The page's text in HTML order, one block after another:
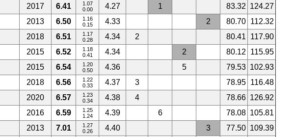
2017 6.41
1.07
0.00
4.27 1 83.32 124.27
2013 6.50
1.16
0.15
4.33 2 80.70 112.32
2018 6.51
1.17
0.28
4.34 2 80.41
117.90
2015 6.52
1.18
0.41
4.34 2 80.12
115.95
2015 6.54
1.20
0.50
4.36 5 79.53 102.93
2018 6.56
1.22
0.33
4.37 3 78.95 116.48
2020 6.57
1.23
0.34
4.38 4 78.66 126.92
2016 6.59
1.25
1.24
4.39 6 78.08 105.81
2013 7.01
1.27
0.26
4.40 3 77.50 109.39